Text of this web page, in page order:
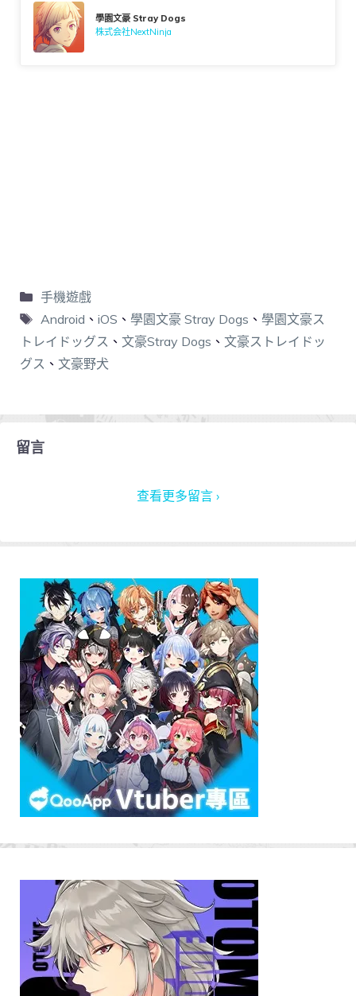
學園文豪 Stray Dogs
株式会社NextNinja
手機遊戲
Android 、 iOS 、 學園文豪 Stray Dogs 、 學園文豪ス
トレイドッグス 、 文豪Stray Dogs 、 文豪ストレイドッ
グス 、 文豪野犬
留言
查看更多留言 ›